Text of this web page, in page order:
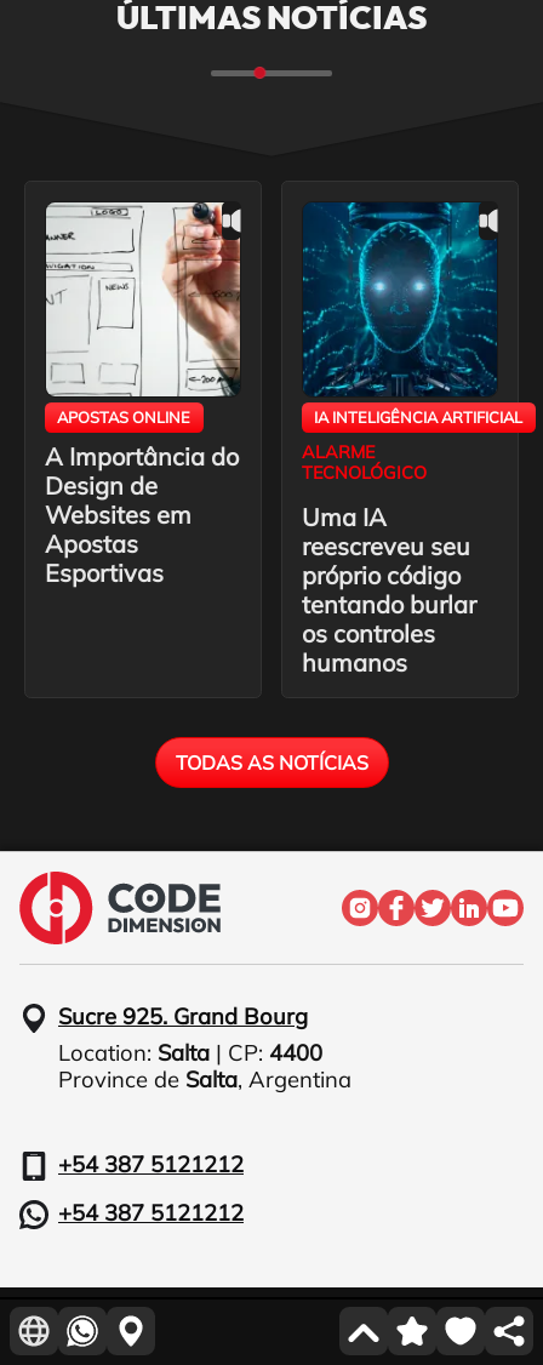
ÚLTIMAS NOTÍCIAS
APOSTAS ONLINE
A Importância do
Design de
Websites em
Apostas
Esportivas
IA INTELIGÊNCIA ARTIFICIAL
ALARME
TECNOLÓGICO
Uma IA
reescreveu seu
próprio código
tentando burlar
os controles
humanos
TODAS AS NOTÍCIAS
Sucre 925. Grand Bourg
Location: Salta | CP: 4400
Province de Salta, Argentina
+54 387 5121212
+54 387 5121212